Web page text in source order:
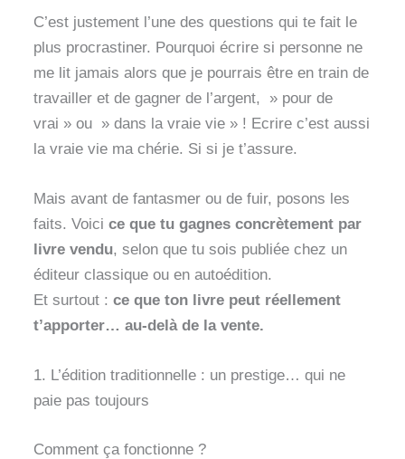
C’est justement l’une des questions qui te fait le
plus procrastiner. Pourquoi écrire si personne ne
me lit jamais alors que je pourrais être en train de
travailler et de gagner de l’argent, » pour de
vrai » ou » dans la vraie vie » ! Ecrire c’est aussi
la vraie vie ma chérie. Si si je t’assure.
Mais avant de fantasmer ou de fuir, posons les
faits. Voici ce que tu gagnes concrètement par
livre vendu, selon que tu sois publiée chez un
éditeur classique ou en autoédition.
Et surtout : ce que ton livre peut réellement
t’apporter… au-delà de la vente.
1. L’édition traditionnelle : un prestige… qui ne
paie pas toujours
Comment ça fonctionne ?